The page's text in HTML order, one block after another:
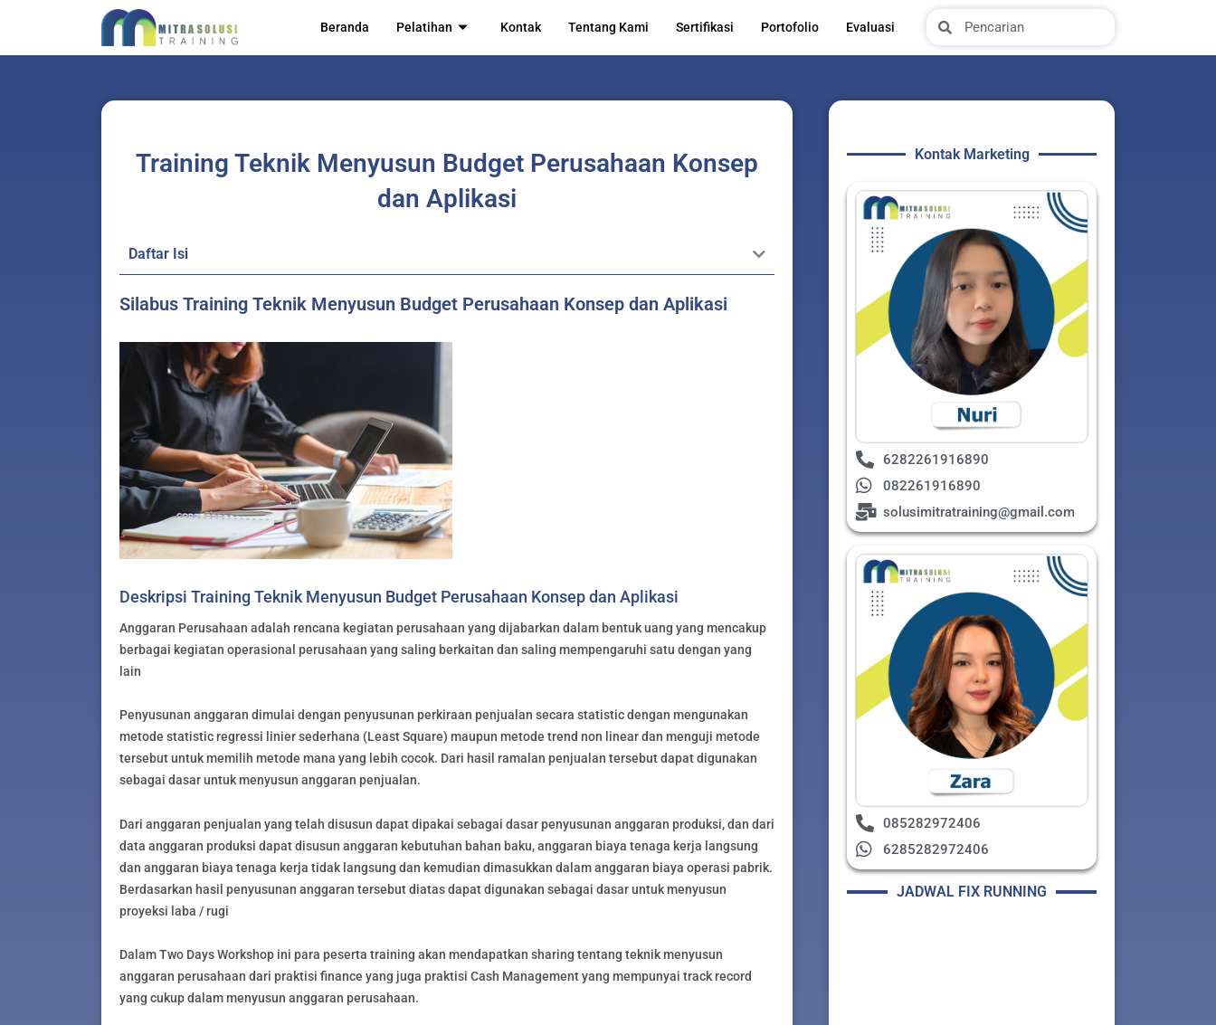
content
Beranda Pelatihan Kontak Tentang Kami Sertifikasi Portofolio Evaluasi SearchSearch
Training Teknik Menyusun Budget Perusahaan Konsep
dan Aplikasi
Daftar Isi
Silabus Training Teknik Menyusun Budget Perusahaan Konsep dan Aplikasi
Deskripsi Training Teknik Menyusun Budget Perusahaan Konsep dan Aplikasi
Anggaran Perusahaan adalah rencana kegiatan perusahaan yang dijabarkan dalam bentuk uang yang mencakup
berbagai kegiatan operasional perusahaan yang saling berkaitan dan saling mempengaruhi satu dengan yang
lain
Penyusunan anggaran dimulai dengan penyusunan perkiraan penjualan secara statistic dengan mengunakan
metode statistic regressi linier sederhana (Least Square) maupun metode trend non linear dan menguji metode
tersebut untuk memilih metode mana yang lebih cocok. Dari hasil ramalan penjualan tersebut dapat digunakan
sebagai dasar untuk menyusun anggaran penjualan.
Dari anggaran penjualan yang telah disusun dapat dipakai sebagai dasar penyusunan anggaran produksi, dan dari
data anggaran produksi dapat disusun anggaran kebutuhan bahan baku, anggaran biaya tenaga kerja langsung
dan anggaran biaya tenaga kerja tidak langsung dan kemudian dimasukkan dalam anggaran biaya operasi pabrik.
Berdasarkan hasil penyusunan anggaran tersebut diatas dapat digunakan sebagai dasar untuk menyusun
proyeksi laba / rugi
Dalam Two Days Workshop ini para peserta training akan mendapatkan sharing tentang teknik menyusun
anggaran perusahaan dari praktisi finance yang juga praktisi Cash Management yang mempunyai track record
yang cukup dalam menyusun anggaran perusahaan.
Kontak Marketing
6282261916890
082261916890
solusimitratraining@gmail.com
085282972406
6285282972406
JADWAL FIX RUNNING